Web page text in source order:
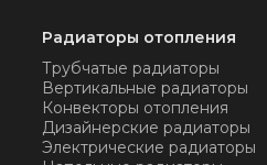
Радиаторы отопления
Трубчатые радиаторы
Вертикальные радиаторы
Конвекторы отопления
Дизайнерские радиаторы
Электрические радиаторы